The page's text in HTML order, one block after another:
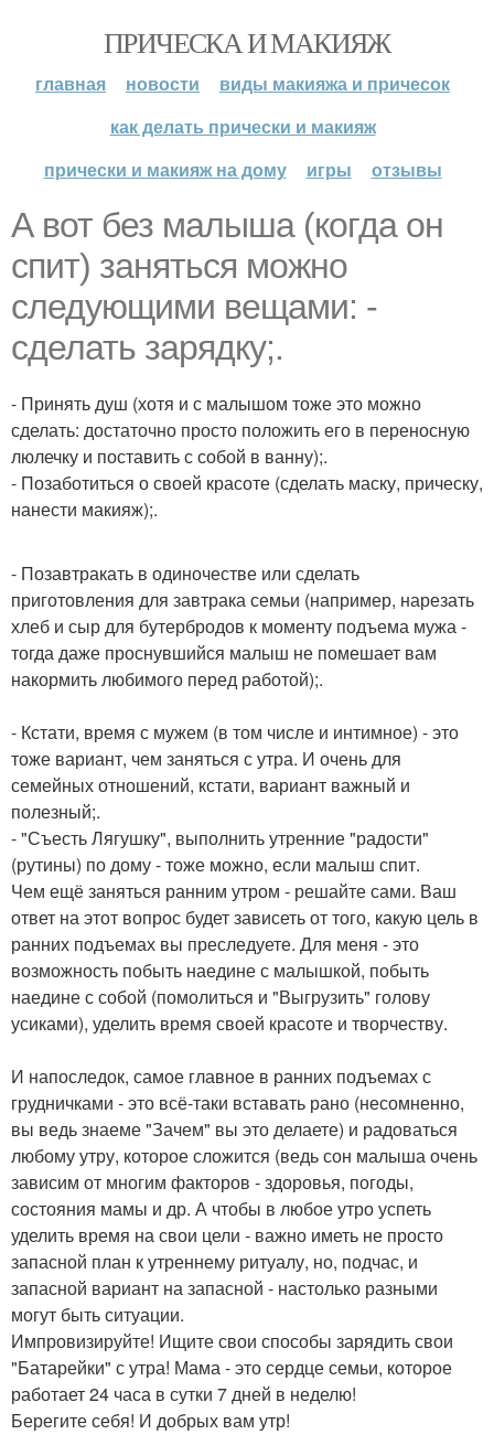
ПРИЧЕСКА И МАКИЯЖ
главная новости
виды макияжа и причесок
как делать прически и макияж
прически и макияж на дому
игры отзывы
А вот без малыша (когда он
спит) заняться можно
следующими вещами: -
сделать зарядку;.
- Принять душ (хотя и с малышом тоже это можно
сделать: достаточно просто положить его в переносную
люлечку и поставить с собой в ванну);.
- Позаботиться о своей красоте (сделать маску, прическу,
нанести макияж);.
- Позавтракать в одиночестве или сделать
приготовления для завтрака семьи (например, нарезать
хлеб и сыр для бутербродов к моменту подъема мужа -
тогда даже проснувшийся малыш не помешает вам
накормить любимого перед работой);.
- Кстати, время с мужем (в том числе и интимное) - это
тоже вариант, чем заняться с утра. И очень для
семейных отношений, кстати, вариант важный и
полезный;.
- "Съесть Лягушку", выполнить утренние "радости"
(рутины) по дому - тоже можно, если малыш спит.
Чем ещё заняться ранним утром - решайте сами. Ваш
ответ на этот вопрос будет зависеть от того, какую цель в
ранних подъемах вы преследуете. Для меня - это
возможность побыть наедине с малышкой, побыть
наедине с собой (помолиться и "Выгрузить" голову
усиками), уделить время своей красоте и творчеству.
И напоследок, самое главное в ранних подъемах с
грудничками - это всё-таки вставать рано (несомненно,
вы ведь знаеме "Зачем" вы это делаете) и радоваться
любому утру, которое сложится (ведь сон малыша очень
зависим от многим факторов - здоровья, погоды,
состояния мамы и др. А чтобы в любое утро успеть
уделить время на свои цели - важно иметь не просто
запасной план к утреннему ритуалу, но, подчас, и
запасной вариант на запасной - настолько разными
могут быть ситуации.
Импровизируйте! Ищите свои способы зарядить свои
"Батарейки" с утра! Мама - это сердце семьи, которое
работает 24 часа в сутки 7 дней в неделю!
Берегите себя! И добрых вам утр!